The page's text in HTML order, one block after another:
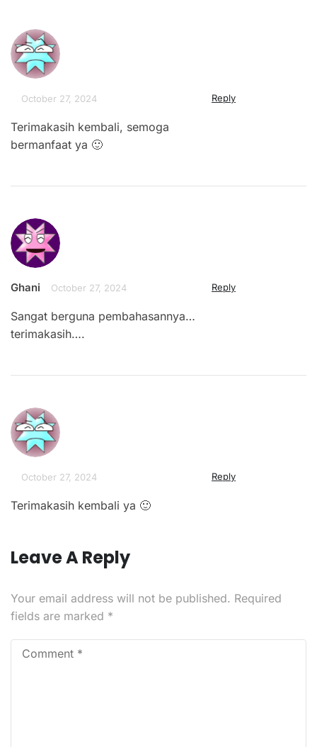
October 27, 2024 Reply
Terimakasih kembali, semoga
bermanfaat ya 🙂
Ghani October 27, 2024 Reply
Sangat berguna pembahasannya…
terimakasih….
October 27, 2024 Reply
Terimakasih kembali ya 🙂
Leave A Reply
Your email address will not be published. Required
fields are marked *